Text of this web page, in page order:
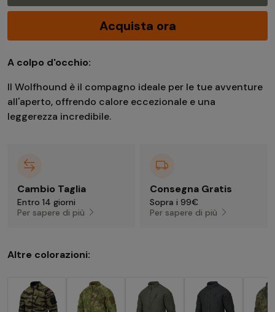
Acquista ora
A colpo d'occhio:
Il Wolfhound è il compagno ideale per le tue avventure
all'aperto, offrendo calore eccezionale e una
leggerezza incredibile.
Cambio Taglia
Entro 14 giorni
Per sapere di più
Consegna Gratis
Sopra i 99€
Per sapere di più
Altre colorazioni: